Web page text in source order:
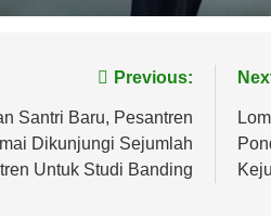
Previous:
Santri Baru, Pesantren
Dikunjungi Sejumlah
Untuk Studi Banding